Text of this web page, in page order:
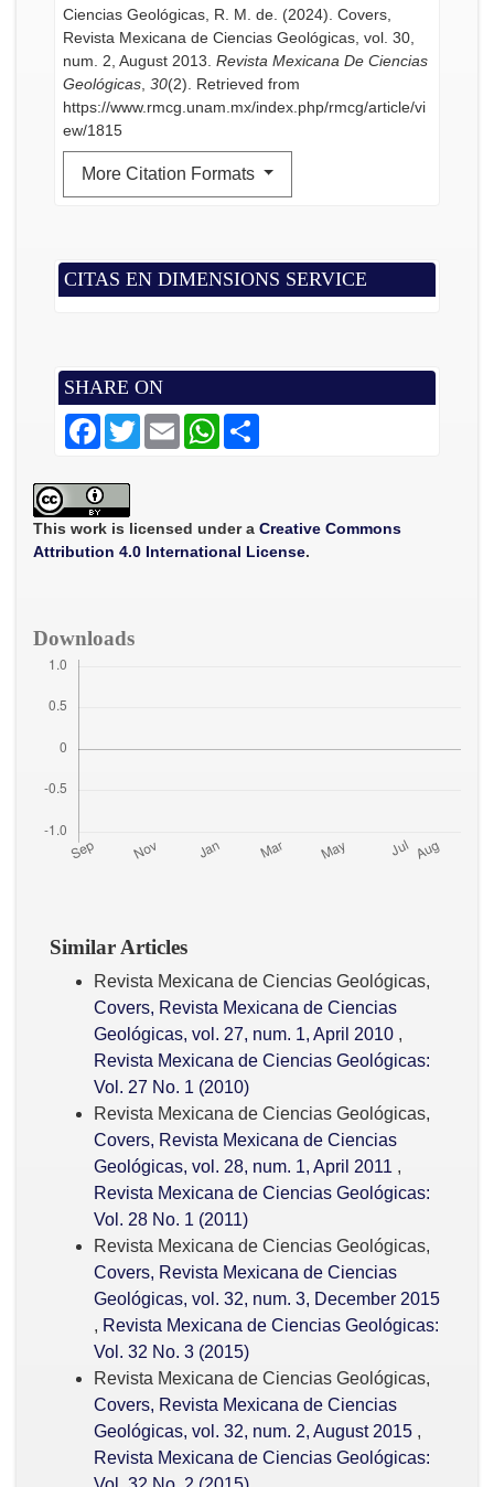
Ciencias Geológicas, R. M. de. (2024). Covers,
Revista Mexicana de Ciencias Geológicas, vol. 30,
num. 2, August 2013. Revista Mexicana De Ciencias
Geológicas, 30(2). Retrieved from
https://www.rmcg.unam.mx/index.php/rmcg/article/vi
ew/1815
More Citation Formats
CITAS EN DIMENSIONS SERVICE
SHARE ON
F
a
b
o
o
k
T
w
r
E
m
W
p
p
S
This work is licensed under a Creative Commons
Attribution 4.0 International License.
Downloads
Similar Articles
Revista Mexicana de Ciencias Geológicas,
Covers, Revista Mexicana de Ciencias
Geológicas, vol. 27, num. 1, April 2010 ,
Revista Mexicana de Ciencias Geológicas:
Vol. 27 No. 1 (2010)
Revista Mexicana de Ciencias Geológicas,
Covers, Revista Mexicana de Ciencias
Geológicas, vol. 28, num. 1, April 2011 ,
Revista Mexicana de Ciencias Geológicas:
Vol. 28 No. 1 (2011)
Revista Mexicana de Ciencias Geológicas,
Covers, Revista Mexicana de Ciencias
Geológicas, vol. 32, num. 3, December 2015
, Revista Mexicana de Ciencias Geológicas:
Vol. 32 No. 3 (2015)
Revista Mexicana de Ciencias Geológicas,
Covers, Revista Mexicana de Ciencias
Geológicas, vol. 32, num. 2, August 2015 ,
Revista Mexicana de Ciencias Geológicas: